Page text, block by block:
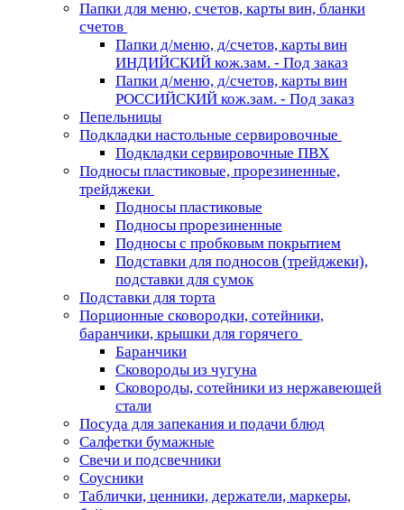
Папки для меню, счетов, карты вин, бланки
счетов
Папки д/меню, д/счетов, карты вин
ИНДИЙСКИЙ кож.зам. - Под заказ
Папки д/меню, д/счетов, карты вин
РОССИЙСКИЙ кож.зам. - Под заказ
Пепельницы
Подкладки настольные сервировочные
Подкладки сервировочные ПВХ
Подносы пластиковые, прорезиненные,
трейджеки
Подносы пластиковые
Подносы прорезиненные
Подносы с пробковым покрытием
Подставки для подносов (трейджеки),
подставки для сумок
Подставки для торта
Порционные сковородки, сотейники,
баранчики, крышки для горячего
Баранчики
Сковороды из чугуна
Сковороды, сотейники из нержавеющей
стали
Посуда для запекания и подачи блюд
Салфетки бумажные
Свечи и подсвечники
Соусники
Таблички, ценники, держатели, маркеры,